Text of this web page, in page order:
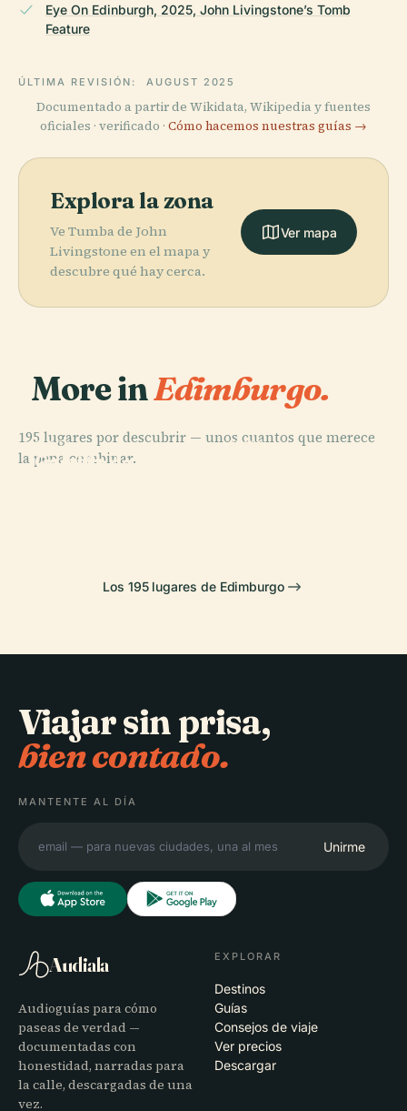
Eye On Edinburgh, 2025, John Livingstone’s Tomb
Feature
ÚLTIMA REVISIÓN: AUGUST 2025
Documentado a partir de Wikidata, Wikipedia y fuentes
oficiales · verificado · Cómo hacemos nuestras guías →
Explora la zona
Ve Tumba de John
Livingstone en el mapa y
descubre qué hay cerca.
Ver mapa
More inEdimburgo.
195 lugares por descubrir — unos cuantos que merece
la pena combinar.
PLACE
Castillo de
PLACE
PLACE
Galería
PLACE
Los 195 lugares de Edimburgo
Viajar sin prisa,
bien contado.
MANTENTE AL DÍA
Unirme
Audiala
Audioguías para cómo
paseas de verdad —
documentadas con
honestidad, narradas para
la calle, descargadas de una
vez.
EXPLORAR
Destinos
Guías
Consejos de viaje
Ver precios
Descargar